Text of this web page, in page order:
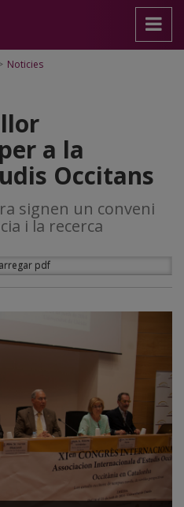
Noticies
a la
Occitans
signen un conveni
i la recerca
pdf